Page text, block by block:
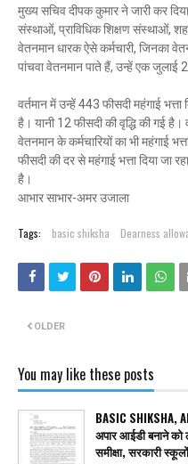
मुख्य सचिव दीपक कुमार ने जारी कर
संस्थाओं, प्राविधिक शिक्षण संस्थाओं,
वेतनमान धारक ऐसे कर्मचारी, जिनका
पांचवा वेतनमान पाते हैं, उन्हें एक जुलाई
वर्तमान में उन्हें 443 फीसदी महंगाई
है। यानी 12 फीसदी की वृद्धि की गई
वेतनमान के कर्मचारियों का भी महंगाई
फीसदी की दर से महंगाई भत्ता दिया जा
है।
आभार साभार-अमर उजाला
Tags: basic shiksha Dearness
OLDER
You may like these posts
BASIC SHIKSHA,
अपार आईडी बनाने को
समीक्षा, सरकारी